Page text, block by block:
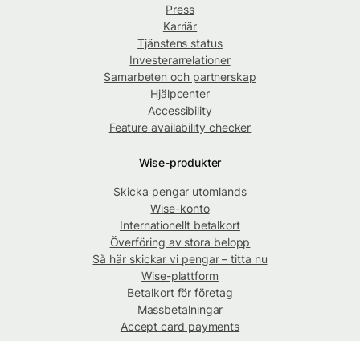
Press
Karriär
Tjänstens status
Investerarrelationer
Samarbeten och partnerskap
Hjälpcenter
Accessibility
Feature availability checker
Wise-produkter
Skicka pengar utomlands
Wise-konto
Internationellt betalkort
Överföring av stora belopp
Så här skickar vi pengar – titta nu
Wise-plattform
Betalkort för företag
Massbetalningar
Accept card payments